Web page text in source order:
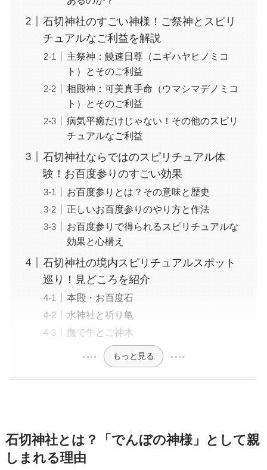
石切神社のすごい神様！ご祭神とスピリ
チュアルなご利益を解説
主祭神：饒速日尊（ニギハヤヒノミコ
ト）とそのご利益
相殿神：可美真手命（ウマシマデノミコ
ト）とそのご利益
病気平癒だけじゃない！その他のスピリ
チュアルなご利益
石切神社ならではのスピリチュアル体
験！お百度参りのすごい効果
お百度参りとは？その意味と歴史
正しいお百度参りのやり方と作法
お百度参りで得られるスピリチュアルな
効果と心構え
石切神社の境内スピリチュアルスポット
巡り！見どころを紹介
本殿・お百度石
水神社と祈り亀
撫で牛とご神木
もっと見る
石切神社とは？「でんぼの神様」として親
しまれる理由